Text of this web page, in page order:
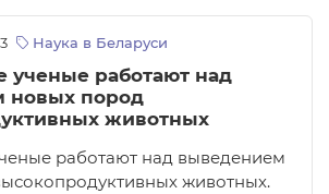
Наука в Беларуси
ученые работают над
новых пород
животных
работают над выведением
животных.